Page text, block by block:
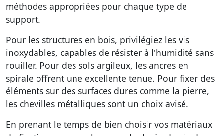
méthodes appropriées pour chaque type de
support.
Pour les structures en bois, privilégiez les vis
inoxydables, capables de résister à l'humidité sans
rouiller. Pour des sols argileux, les ancres en
spirale offrent une excellente tenue. Pour fixer des
éléments sur des surfaces dures comme la pierre,
les chevilles métalliques sont un choix avisé.
En prenant le temps de bien choisir vos matériaux